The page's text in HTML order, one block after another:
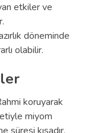
etkiler ve
döneminde
olabilir.
koruyarak
miyom